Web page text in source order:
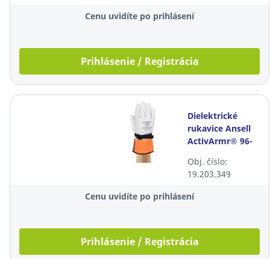
Cenu uvidíte po prihlásení
Prihlásenie / Registrácia
Dielektrické
rukavice Ansell
ActivArmr® 96-
biele, 10 párov
Obj. číslo:
19.203.349
Cenu uvidíte po prihlásení
Prihlásenie / Registrácia